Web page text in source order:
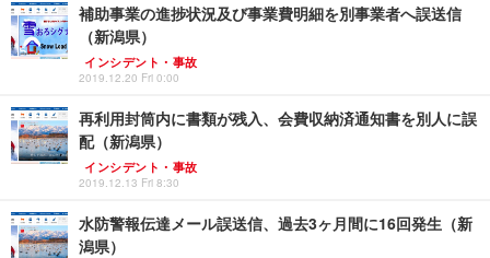
補助事業の進捗状況及び事業費明細を別事業者へ誤送信
（新潟県）
インシデント・事故
2019.12.20 Fri 0:00
再利用封筒内に書類が残入、会費収納済通知書を別人に誤
配（新潟県）
インシデント・事故
2019.12.13 Fri 8:30
水防警報伝達メール誤送信、過去3ヶ月間に16回発生（新
潟県）